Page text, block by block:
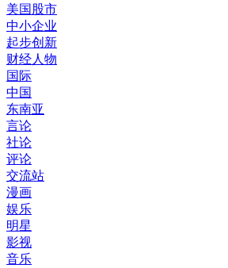
美国股市
中小企业
起步创新
财经人物
国际
中国
东南亚
言论
社论
评论
交流站
漫画
娱乐
明星
影视
音乐